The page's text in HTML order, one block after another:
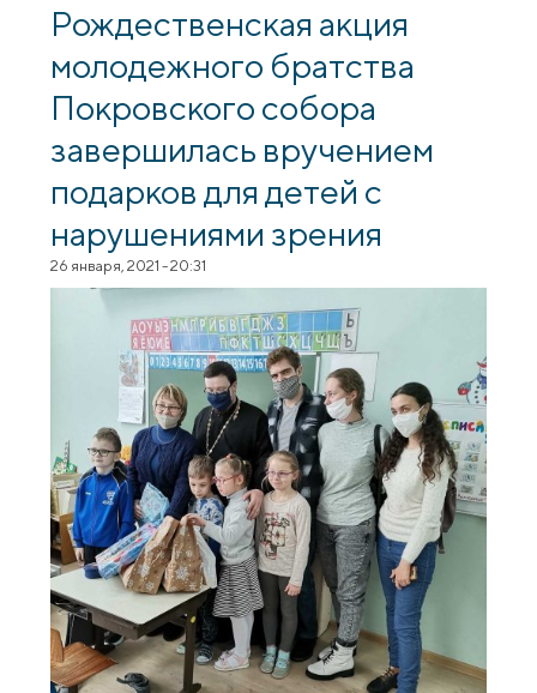
Рождественская акция
молодежного братства
Покровского собора
завершилась вручением
подарков для детей с
нарушениями зрения
26 января, 2021 - 20:31